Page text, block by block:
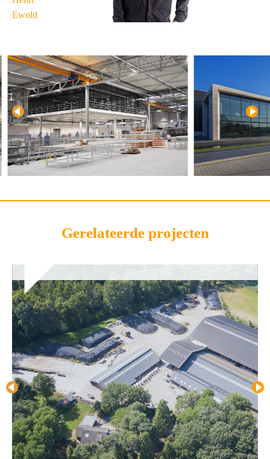
Ewold
Gerelateerde projecten